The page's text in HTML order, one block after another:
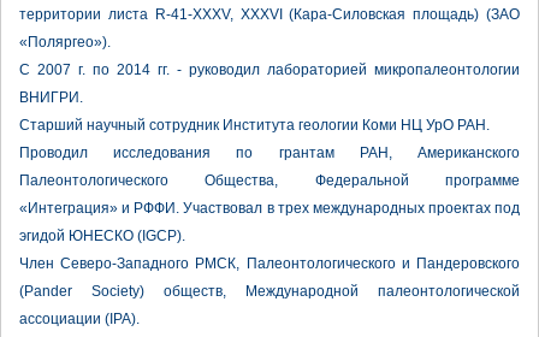
территории листа R-41-XXXV, XXXVI (Кара-Силовская площадь) (ЗАО
«Поляргео»).
С 2007 г. по 2014 гг. - руководил лабораторией микропалеонтологии
ВНИГРИ.
Старший научный сотрудник Института геологии Коми НЦ УрО РАН.
Проводил исследования по грантам РАН, Американского
Палеонтологического Общества, Федеральной программе
«Интеграция» и РФФИ. Участвовал в трех международных проектах под
эгидой ЮНЕСКО (IGCP).
Член Северо-Западного РМСК, Палеонтологического и Пандеровского
(Pander Society) обществ, Международной палеонтологической
ассоциации (IPA).